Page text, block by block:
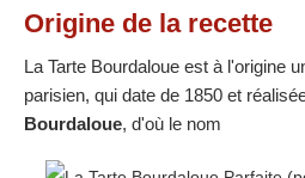
Origine de la recette
La Tarte Bourdaloue est à l'origine
parisien, qui date de 1850 et
Bourdaloue, d'où le nom